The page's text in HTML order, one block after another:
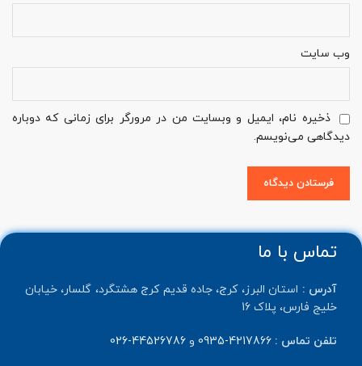
وب‌ سایت
ذخیره نام، ایمیل و وبسایت من در مرورگر برای زمانی که دوباره
دیدگاهی می‌نویسم.
تماس با ما
آدرس : استان البرز، کرج، جاده قدیم کرج هشتگرد، گلسار، خیابان
خلیج فارس، پلاک 16
تلفن تماس : 4217866-0935 و 44526786-026